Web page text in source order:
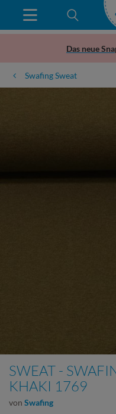
Das neue
Swafing Sweat
SWEAT -
KHAKI 1769
von Swafing